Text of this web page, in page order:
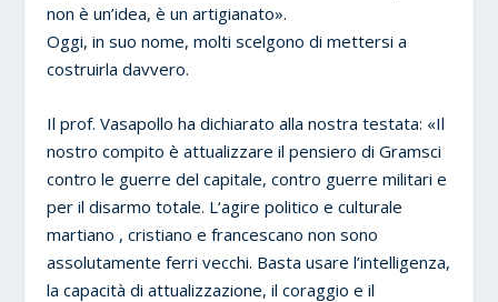
non è un’idea, è un artigianato».
Oggi, in suo nome, molti scelgono di mettersi a
costruirla davvero.
Il prof. Vasapollo ha dichiarato alla nostra testata: «Il
nostro compito è attualizzare il pensiero di Gramsci
contro le guerre del capitale, contro guerre militari e
per il disarmo totale. L‘agire politico e culturale
martiano , cristiano e francescano non sono
assolutamente ferri vecchi. Basta usare l’intelligenza,
la capacità di attualizzazione, il coraggio e il